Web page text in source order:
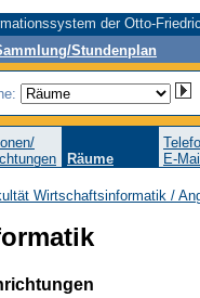
der Otto-
Stundenplan
Räume
E-Mail
Wirtschaftsinformatik /